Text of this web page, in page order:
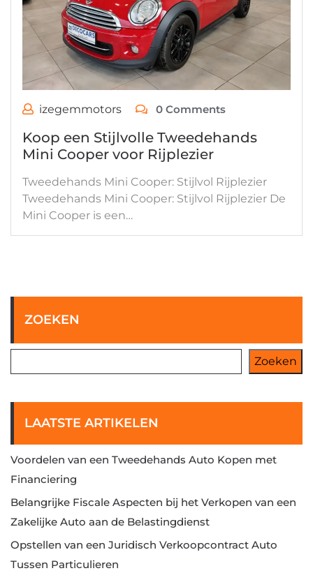
izegemmotors 0 Comments
Koop een Stijlvolle Tweedehands
Mini Cooper voor Rijplezier
Tweedehands Mini Cooper: Stijlvol Rijplezier
Tweedehands Mini Cooper: Stijlvol Rijplezier De
Mini Cooper is een…
ZOEKEN
Zoeken
LAATSTE ARTIKELEN
Voordelen van een Tweedehands Auto Kopen met
Financiering
Belangrijke Fiscale Aspecten bij het Verkopen van een
Zakelijke Auto aan de Belastingdienst
Opstellen van een Juridisch Verkoopcontract Auto
Tussen Particulieren